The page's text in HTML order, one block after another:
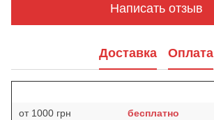
Написать отзыв
Доставка Оплата
от 1000 грн
бесплатно